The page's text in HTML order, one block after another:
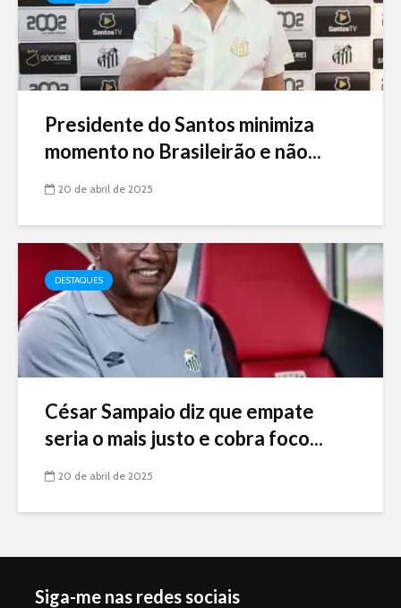
Presidente do Santos minimiza
momento no Brasileirão e não...
20 de abril de 2025
DESTAQUES
César Sampaio diz que empate
seria o mais justo e cobra foco...
20 de abril de 2025
Siga-me nas redes sociais